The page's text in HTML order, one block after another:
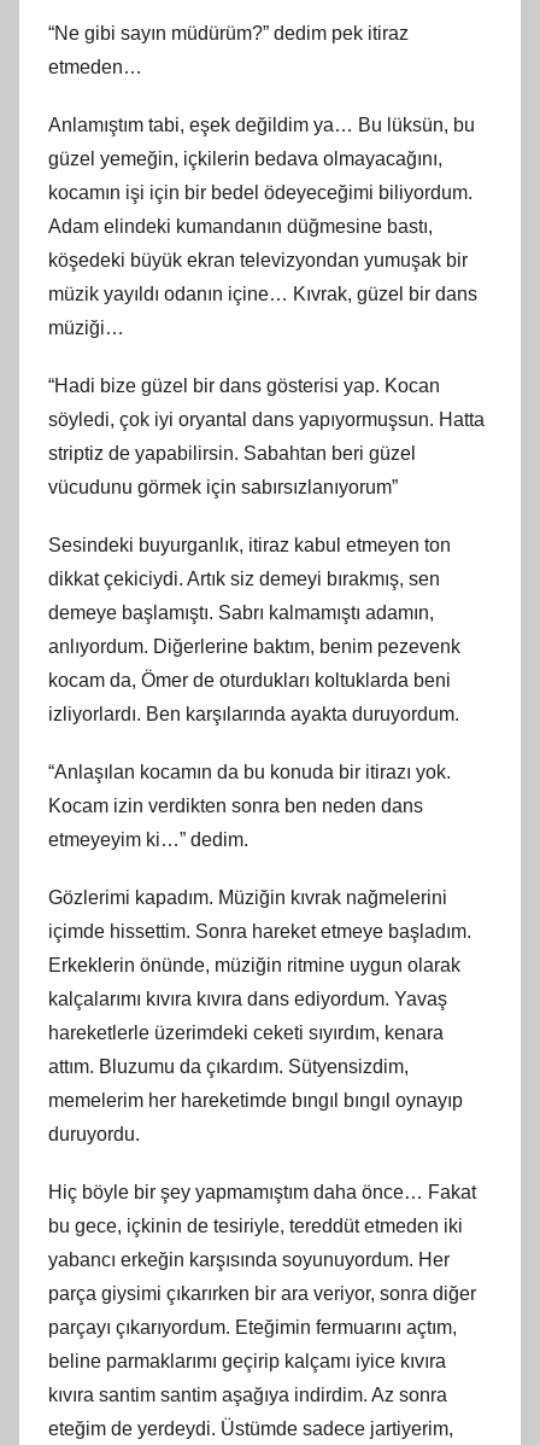
“Ne gibi sayın müdürüm?” dedim pek itiraz
etmeden…
Anlamıştım tabi, eşek değildim ya… Bu lüksün, bu
güzel yemeğin, içkilerin bedava olmayacağını,
kocamın işi için bir bedel ödeyeceğimi biliyordum.
Adam elindeki kumandanın düğmesine bastı,
köşedeki büyük ekran televizyondan yumuşak bir
müzik yayıldı odanın içine… Kıvrak, güzel bir dans
müziği…
“Hadi bize güzel bir dans gösterisi yap. Kocan
söyledi, çok iyi oryantal dans yapıyormuşsun. Hatta
striptiz de yapabilirsin. Sabahtan beri güzel
vücudunu görmek için sabırsızlanıyorum”
Sesindeki buyurganlık, itiraz kabul etmeyen ton
dikkat çekiciydi. Artık siz demeyi bırakmış, sen
demeye başlamıştı. Sabrı kalmamıştı adamın,
anlıyordum. Diğerlerine baktım, benim pezevenk
kocam da, Ömer de oturdukları koltuklarda beni
izliyorlardı. Ben karşılarında ayakta duruyordum.
“Anlaşılan kocamın da bu konuda bir itirazı yok.
Kocam izin verdikten sonra ben neden dans
etmeyeyim ki…” dedim.
Gözlerimi kapadım. Müziğin kıvrak nağmelerini
içimde hissettim. Sonra hareket etmeye başladım.
Erkeklerin önünde, müziğin ritmine uygun olarak
kalçalarımı kıvıra kıvıra dans ediyordum. Yavaş
hareketlerle üzerimdeki ceketi sıyırdım, kenara
attım. Bluzumu da çıkardım. Sütyensizdim,
memelerim her hareketimde bıngıl bıngıl oynayıp
duruyordu.
Hiç böyle bir şey yapmamıştım daha önce… Fakat
bu gece, içkinin de tesiriyle, tereddüt etmeden iki
yabancı erkeğin karşısında soyunuyordum. Her
parça giysimi çıkarırken bir ara veriyor, sonra diğer
parçayı çıkarıyordum. Eteğimin fermuarını açtım,
beline parmaklarımı geçirip kalçamı iyice kıvıra
kıvıra santim santim aşağıya indirdim. Az sonra
eteğim de yerdeydi. Üstümde sadece jartiyerim,